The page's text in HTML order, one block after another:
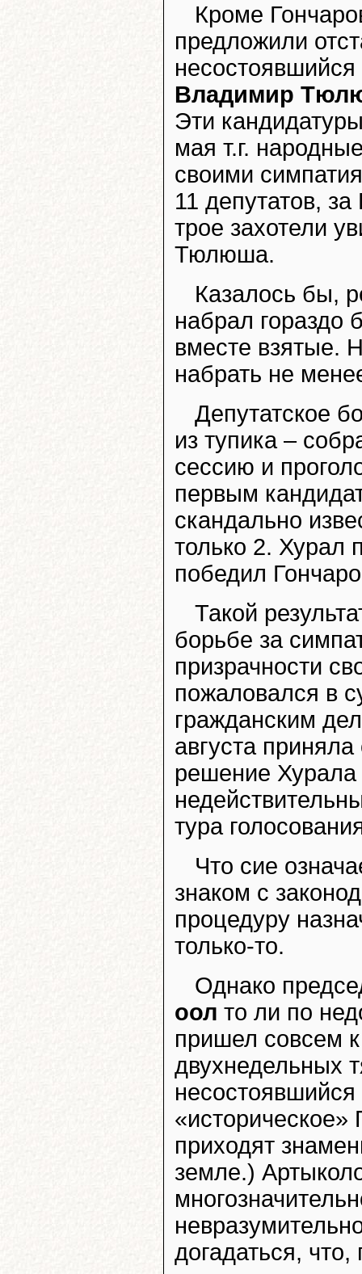
Кроме
предложили
несостоявшийся
Владимир
Эти
мая т.г.
своими
11 депутатов,
трое захотели
Тюлюша.
Казалось бы,
набрал гораздо
вместе взятые.
набрать не
Депутатское
из тупика –
сессию и
первым
скандально
только 2. Хурал
победил
Такой
борьбе за
призрачности
пожаловался в
гражданским
августа
решение Хурала
тура
Что сие
знаком с
процедуру
только-то.
Однако
оол то ли по
пришел совсем
двухнедельных
несостоявшийся
приходят
земле.)
догадаться,